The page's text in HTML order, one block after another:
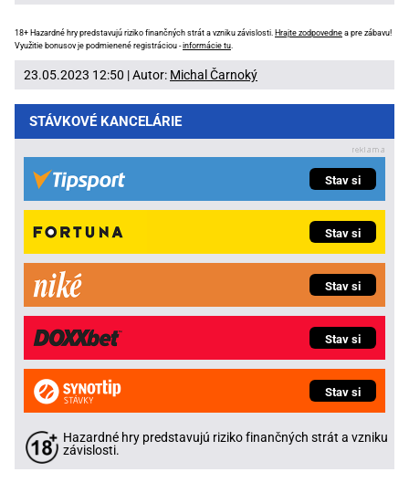
18+ Hazardné hry predstavujú riziko finančných strát a vzniku závislosti. Hrajte zodpovedne a pre zábavu!
Využitie bonusov je podmienené registráciou -informácie tu.
23.05.2023 12:50 | Autor: Michal Čarnoký
STÁVKOVÉ KANCELÁRIE
Stav si
Stav si
Stav si
Stav si
Stav si
Hazardné hry predstavujú riziko finančných strát a vzniku
závislosti.